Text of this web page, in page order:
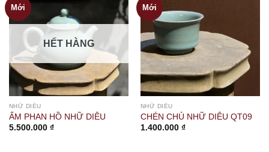
Mới
HẾT HÀNG
NHỮ DIÊU
ẤM PHAN HỒ NHỮ DIÊU
5.500.000 ₫
Mới
NHỮ DIÊU
CHÉN CHỦ NHỮ DIÊU QT09
1.400.000 ₫